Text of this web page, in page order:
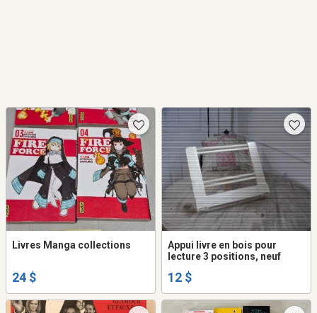
Livres Manga collections
24 $
Appui livre en bois pour
lecture 3 positions, neuf
12 $